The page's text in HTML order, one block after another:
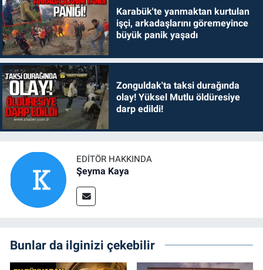
Karabük'te yanmaktan kurtulan
işçi, arkadaşlarını göremeyince
büyük panik yaşadı
Zonguldak'ta taksi durağında
olay! Yüksel Mutlu öldüresiye
darp edildi!
EDITÖR HAKKINDA
Şeyma Kaya
Bunlar da ilginizi çekebilir